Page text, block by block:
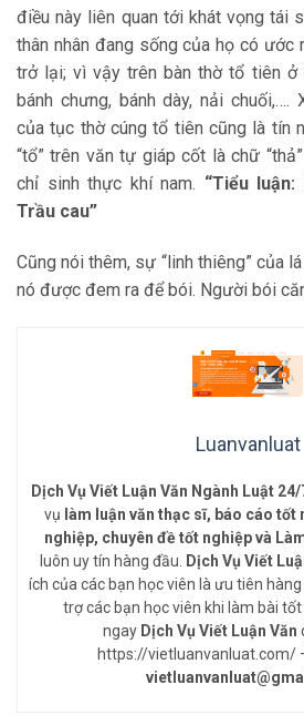
điều này liên quan tới khát vọng tái
thân nhân đang sống của họ có ước
trở lại; vì vậy trên bàn thờ tổ tiên
bánh chưng, bánh dày, nải
của tục thờ cúng tổ tiên cũng là tín
“tổ” trên văn tự giáp cốt là chữ
chỉ sinh thực khí nam. “Tiểu
Trầu cau”
Cũng nói thêm, sự “linh thiêng” của
nó được đem ra để bói. Người bói
Luanvanluat
Dịch Vụ Viết Luận Văn Ngành Luật 24/
vụ làm luận văn thạc sĩ, báo cáo
nghiệp, chuyên đề tốt nghiệp và
luôn uy tín hàng đầu. Dịch Vụ Viết
ích của các bạn học viên là ưu tiên
trợ các bạn học viên khi làm bài tốt
ngay Dịch Vụ Viết Luận Văn
https://vietluanvanluat.com/